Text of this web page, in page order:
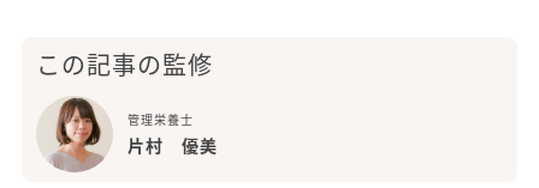
この記事の監修
管理栄養士
片村 優美